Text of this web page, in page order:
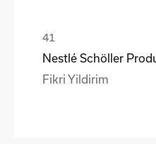
Nestlé Schöller
Fikri Yildirim